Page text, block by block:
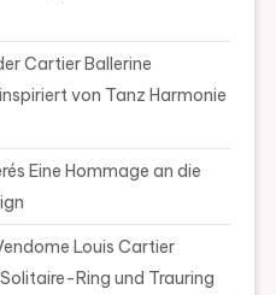
Cartier Ballerine
von Tanz Harmonie
Eine Hommage an die
Louis Cartier
Ring und Trauring